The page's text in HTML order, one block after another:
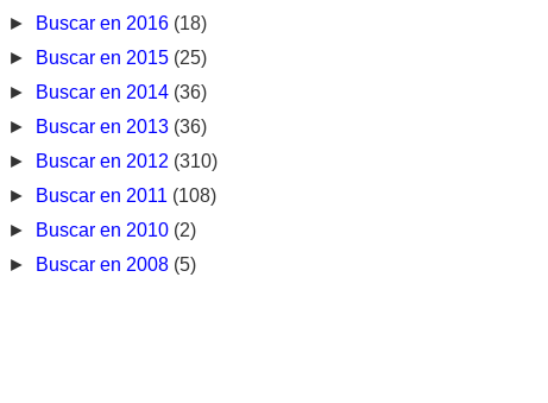
►
Buscar en 2016 (18)
►
Buscar en 2015 (25)
►
Buscar en 2014 (36)
►
Buscar en 2013 (36)
►
Buscar en 2012 (310)
►
Buscar en 2011 (108)
►
Buscar en 2010 (2)
►
Buscar en 2008 (5)